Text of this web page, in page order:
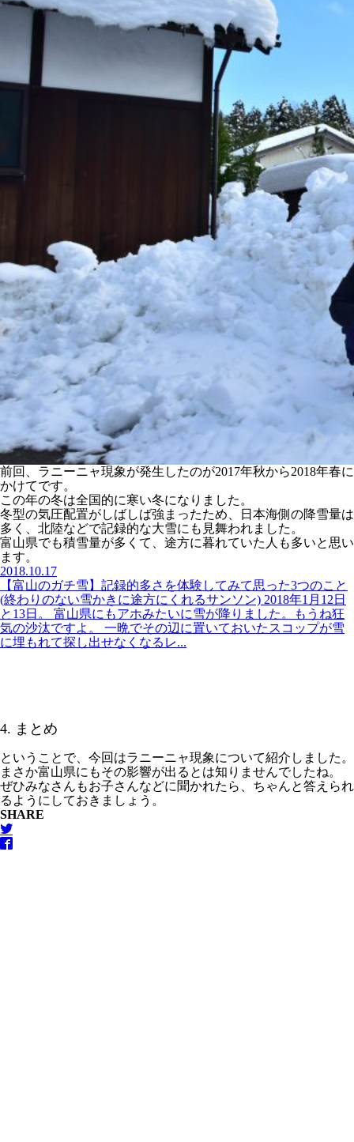
前回、ラニーニャ現象が発生したのが2017年秋から2018年春に
かけてです。
この年の冬は全国的に寒い冬になりました。
冬型の気圧配置がしばしば強まったため、日本海側の降雪量は
多く、北陸などで記録的な大雪にも見舞われました。
富山県でも積雪量が多くて、途方に暮れていた人も多いと思い
ます。
2018.10.17
【富山のガチ雪】記録的多さを体験してみて思った3つのこと
(終わりのない雪かきに途方にくれるサンソン) 2018年1月12日
と13日。 富山県にもアホみたいに雪が降りました。もうね狂
気の沙汰ですよ。 一晩でその辺に置いておいたスコップが雪
に埋もれて探し出せなくなるレ...
4. まとめ
ということで、今回はラニーニャ現象について紹介しました。
まさか富山県にもその影響が出るとは知りませんでしたね。
ぜひみなさんもお子さんなどに聞かれたら、ちゃんと答えられ
るようにしておきましょう。
SHARE